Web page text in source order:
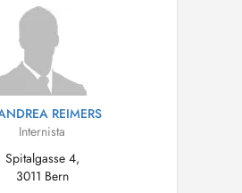
REIMERS
Internista
Spitalgasse 4,
3011 Bern